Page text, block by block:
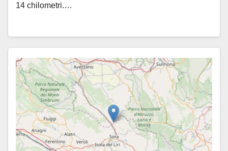
14 chilometri.…